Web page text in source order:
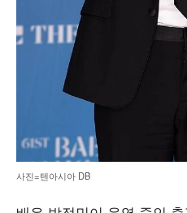
사진=텐아시아 DB